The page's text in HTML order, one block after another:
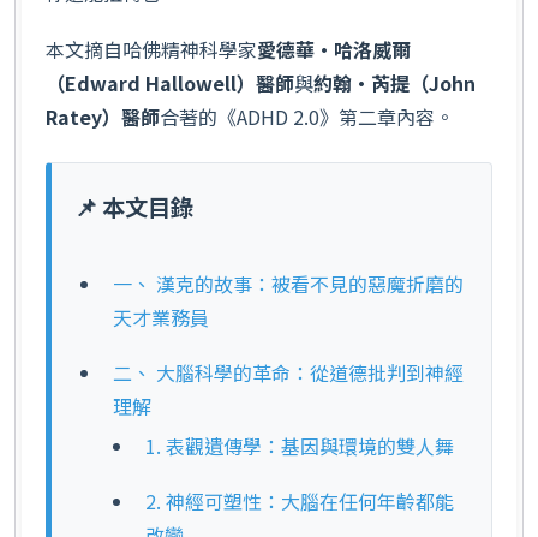
本文摘自哈佛精神科學家愛德華·哈洛威爾
（Edward Hallowell）醫師與約翰·芮提（John
Ratey）醫師合著的《ADHD 2.0》第二章內容。
📌 本文目錄
一、 漢克的故事：被看不見的惡魔折磨的
天才業務員
二、 大腦科學的革命：從道德批判到神經
理解
1. 表觀遺傳學：基因與環境的雙人舞
2. 神經可塑性：大腦在任何年齡都能